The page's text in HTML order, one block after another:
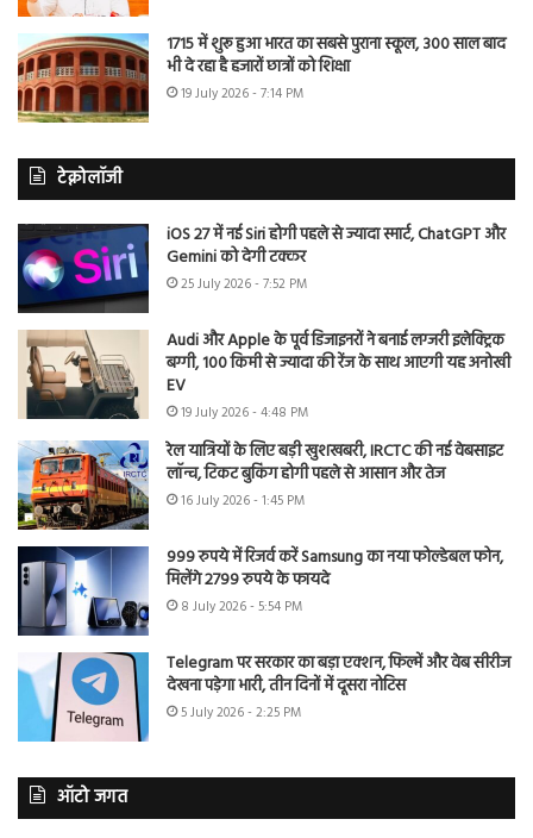
1715 में शुरू हुआ भारत का सबसे पुराना स्कूल, 300 साल बाद
भी दे रहा है हजारों छात्रों को शिक्षा
19 July 2026 - 7:14 PM
टेक्नोलॉजी
iOS 27 में नई Siri होगी पहले से ज्यादा स्मार्ट, ChatGPT और
Gemini को देगी टक्कर
25 July 2026 - 7:52 PM
Audi और Apple के पूर्व डिजाइनरों ने बनाई लग्जरी इलेक्ट्रिक
बग्गी, 100 किमी से ज्यादा की रेंज के साथ आएगी यह अनोखी
EV
19 July 2026 - 4:48 PM
रेल यात्रियों के लिए बड़ी खुशखबरी, IRCTC की नई वेबसाइट
लॉन्च, टिकट बुकिंग होगी पहले से आसान और तेज
16 July 2026 - 1:45 PM
999 रुपये में रिजर्व करें Samsung का नया फोल्डेबल फोन,
मिलेंगे 2799 रुपये के फायदे
8 July 2026 - 5:54 PM
Telegram पर सरकार का बड़ा एक्शन, फिल्में और वेब सीरीज
देखना पड़ेगा भारी, तीन दिनों में दूसरा नोटिस
5 July 2026 - 2:25 PM
ऑटो जगत